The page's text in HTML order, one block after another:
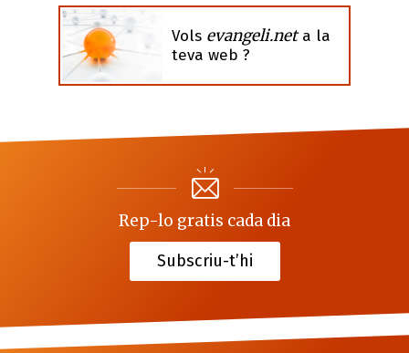
Vols evangeli.neta la
teva web ?
Rep-lo gratis cada dia
Subscriu-t’hi